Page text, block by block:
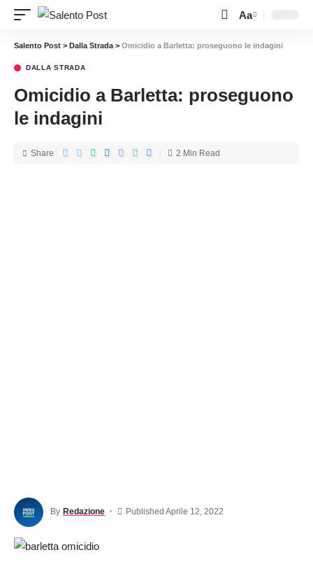
Aa
Salento Post > Dalla Strada > Omicidio a Barletta: proseguono le indagini
DALLA STRADA
Omicidio a Barletta: proseguono
le indagini
By Redazione Published Aprile 12, 2022
Share 2 Min Read